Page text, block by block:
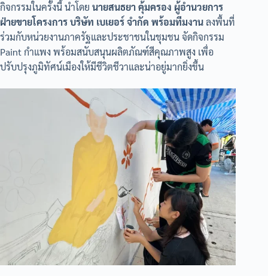
กิจกรรมในครั้งนี้ นำโดย นายสนธยา คุ้มครอง ผู้อำนวยการ
ฝ่ายขายโครงการ บริษัท เบเยอร์ จำกัด พร้อมทีมงานลงพื้นที่
ร่วมกับหน่วยงานภาครัฐและประชาชนในชุมชน จัดกิจกรรม
Paint กำแพง พร้อมสนับสนุนผลิตภัณฑ์สีคุณภาพสูง เพื่อ
ปรับปรุงภูมิทัศน์เมืองให้มีชีวิตชีวาและน่าอยู่มากยิ่งขึ้น